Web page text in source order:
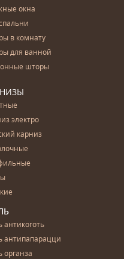
окна
в комнату
для ванной
шторы
электро
карниз
антикоготь
антипапарацци
органза